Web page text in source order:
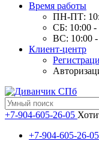
Время работы
ПН-ПТ:
СБ: 10:00 -
ВС: 10:00 -
Клиент-центр
+7-904-605-26-05
+7-904-605-26-05